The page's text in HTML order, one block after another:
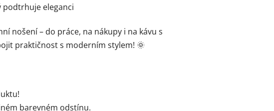
podtrhuje eleganci
nošení – do práce, na nákupy i na kávu s
praktičnost s moderním stylem! 🌞
barevném odstínu.